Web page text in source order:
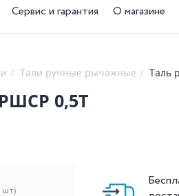
Сервис и гарантия О магазине
Тали ручные рычажные Таль
0,5Т
шт)